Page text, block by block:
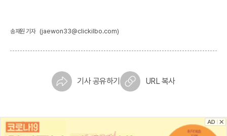
송재원 기자 (jaewon33@clickilbo.com)
기사 공유하기 URL 복사